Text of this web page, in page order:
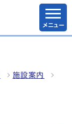
メニュー
施設案内